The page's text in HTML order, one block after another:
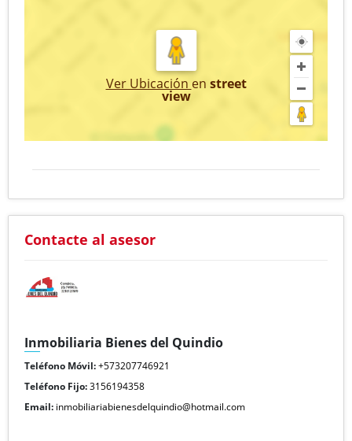
Ver Ubicación en street
view
Contacte al asesor
Inmobiliaria Bienes del Quindio
Teléfono Móvil:+573207746921
Teléfono Fijo:3156194358
Email: inmobiliariabienesdelquindio@hotmail.com